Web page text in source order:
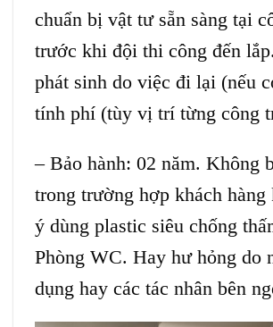
chuẩn bị vật tư sẵn sàng tại
trước khi đội thi công đến
phát sinh do việc đi lại (nếu
tính phí (tùy vị trí từng công
– Bảo hành: 02 năm. Không
trong trường hợp khách hàng
ý dùng plastic siêu chống
Phòng WC. Hay hư hỏng do
dụng hay các tác nhân bên